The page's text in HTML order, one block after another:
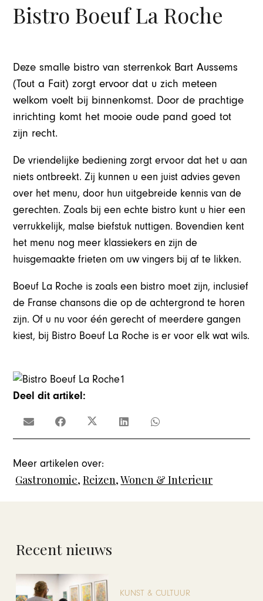
Bistro Boeuf La Roche
Deze smalle bistro van sterrenkok Bart Aussems
(Tout a Fait) zorgt ervoor dat u zich meteen
welkom voelt bij binnenkomst. Door de prachtige
inrichting komt het mooie oude pand goed tot
zijn recht.
De vriendelijke bediening zorgt ervoor dat het u aan
niets ontbreekt. Zij kunnen u een juist advies geven
over het menu, door hun uitgebreide kennis van de
gerechten. Zoals bij een echte bistro kunt u hier een
verrukkelijk, malse biefstuk nuttigen. Bovendien kent
het menu nog meer klassiekers en zijn de
huisgemaakte frieten om uw vingers bij af te likken.
Boeuf La Roche is zoals een bistro moet zijn, inclusief
de Franse chansons die op de achtergrond te horen
zijn.Of u nu voor één gerecht of meerdere gangen
kiest, bij Bistro Boeuf La Roche is er voor elk wat wils.
Deel dit artikel:
Meer artikelen over:
Gastronomie,Reizen,Wonen & Interieur
Recent nieuws
KUNST & CULTUUR